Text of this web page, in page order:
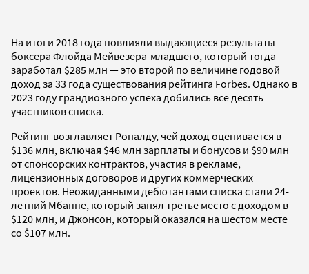
На итоги 2018 года повлияли выдающиеся результаты
боксера Флойда Мейвезера-младшего, который тогда
заработал $285 млн — это второй по величине годовой
доход за 33 года существования рейтинга Forbes. Однако в
2023 году грандиозного успеха добились все десять
участников списка.
Рейтинг возглавляет Роналду, чей доход оценивается в
$136 млн, включая $46 млн зарплаты и бонусов и $90 млн
от спонсорских контрактов, участия в рекламе,
лицензионных договоров и других коммерческих
проектов. Неожиданными дебютантами списка стали 24-
летний Мбаппе, который занял третье место с доходом в
$120 млн, и Джонсон, который оказался на шестом месте
со $107 млн.